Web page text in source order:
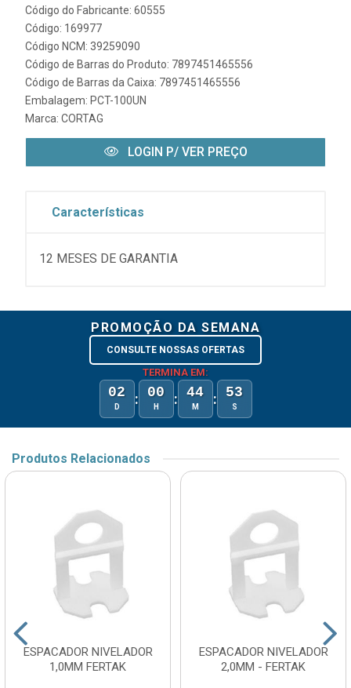
Código do Fabricante: 60555
Código: 169977
Código NCM: 39259090
Código de Barras do Produto: 7897451465556
Código de Barras da Caixa: 7897451465556
Embalagem: PCT-100UN
Marca: CORTAG
LOGIN P/ VER PREÇO
Características
12 MESES DE GARANTIA
PROMOÇÃO DA SEMANA
CONSULTE NOSSAS OFERTAS
TERMINA EM:
02
D : 00
H : 44
M : 53
S
Produtos Relacionados
ESPACADOR NIVELADOR
1,0MM FERTAK
ESPACADOR NIVELADOR
2,0MM - FERTAK